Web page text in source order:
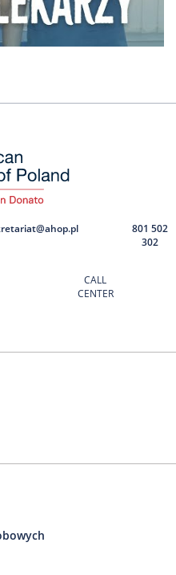
CALL
CENTER
801 502
302